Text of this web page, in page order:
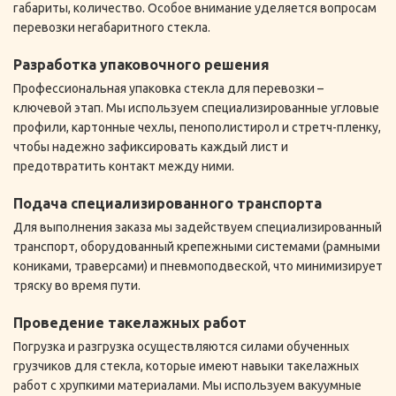
промышленности, где применяются специализированные
виды материала, такие как триплекс и закаленное стекло. Эти
остаются уязвимыми для механических воздействий.
Неправильно организованная доставка стекла подобного
типа может свести на нет его уникальные свойства
безопасности. Наша компания готова предложить решения
для безопасной перевозки стекла любой степени сложности
габариты, количество. Особое внимание уделяется вопросам
перевозки негабаритного стекла.
Разработка упаковочного решения
Профессиональная упаковка стекла для перевозки –
ключевой этап. Мы используем специализированные угловые
профили, картонные чехлы, пенополистирол и стретч-пленку,
чтобы надежно зафиксировать каждый лист и
предотвратить контакт между ними.
Подача специализированного транспорта
Для выполнения заказа мы задействуем специализированный
транспорт, оборудованный крепежными системами (рамными
кониками, траверсами) и пневмоподвеской, что минимизирует
тряску во время пути.
Проведение такелажных работ
Погрузка и разгрузка осуществляются силами обученных
грузчиков для стекла, которые имеют навыки такелажных
работ с хрупкими материалами. Мы используем вакуумные